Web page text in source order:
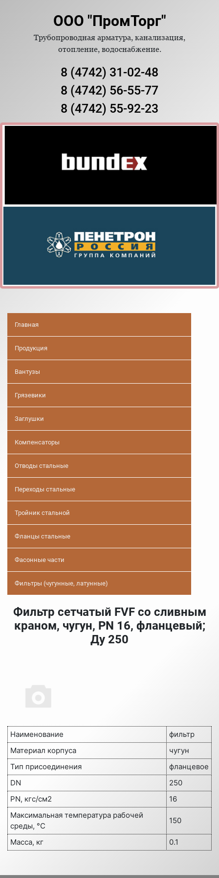
ООО "ПромТорг"
Трубопроводная арматура, канализация,
отопление, водоснабжение.
8 (4742) 31-02-48
8 (4742) 56-55-77
8 (4742) 55-92-23
Главная
Продукция
Вантузы
Грязевики
Заглушки
Компенсаторы
Отводы стальные
Переходы стальные
Тройник стальной
Фланцы стальные
Фасонные части
Фильтры (чугунные, латунные)
Фильтр сетчатый FVF со сливным
краном, чугун, PN 16, фланцевый;
Ду 250
Наименование
фильтр
Материал корпуса
чугун
Тип присоединения
фланцевое
DN
250
PN, кгс/см2
16
Максимальная температура рабочей
среды, °C
150
Масса, кг 0.1